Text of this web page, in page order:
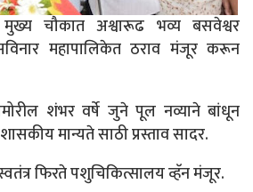
मुख्य चौकात अश्वारूढ भव्य बसवेश्वर
महापालिकेत ठराव मंजूर करून
शंभर वर्षे जुने पूल नव्याने बांधून
मान्यते साठी प्रस्ताव सादर.
फिरते पशुचिकित्सालय व्हॅन मंजूर.